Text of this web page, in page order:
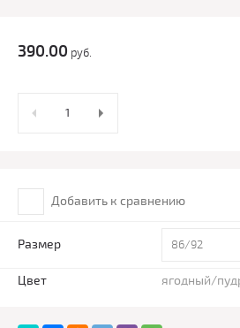
390.00 руб.
Добавить к сравнению
Размер 86/92
Цвет ягодный/